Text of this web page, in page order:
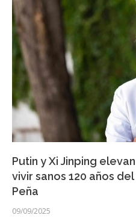
Putin y Xi Jinping
vivir sanos 120 años
Peña
09/09/2025